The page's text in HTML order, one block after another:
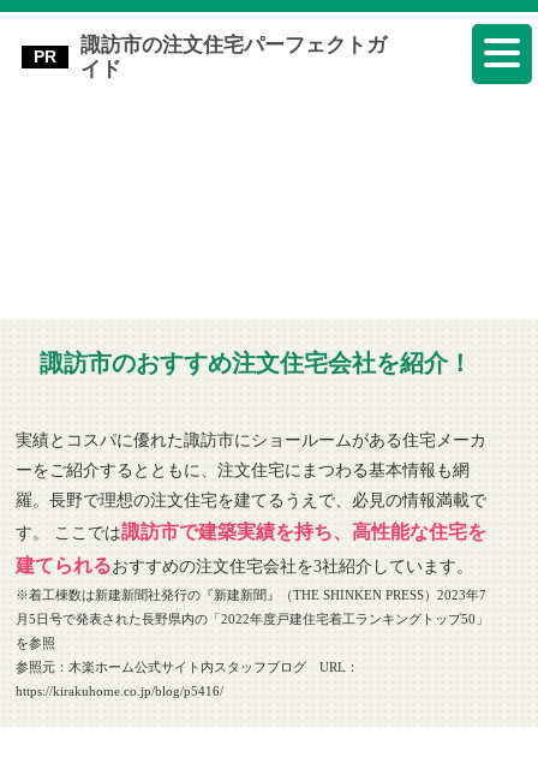
諏訪市の注文住宅パーフェクトガ
イド
諏訪市のおすすめ注文住宅会社を紹介！
実績とコスパに優れた諏訪市にショールームがある住宅メーカ
ーをご紹介するとともに、注文住宅にまつわる基本情報も網
羅。長野で理想の注文住宅を建てるうえで、必見の情報満載で
す。 ここでは諏訪市で建築実績を持ち、高性能な住宅を
建てられるおすすめの注文住宅会社を3社紹介しています。
※着工棟数は新建新聞社発行の『新建新聞』（THE SHINKEN PRESS）2023年7
月5日号で発表された長野県内の「2022年度戸建住宅着工ランキングトップ50」
を参照
参照元：木楽ホーム公式サイト内スタッフブログ URL：
https://kirakuhome.co.jp/blog/p5416/